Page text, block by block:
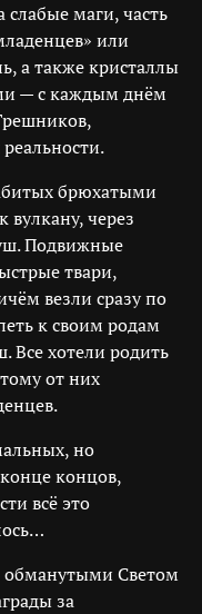
маги, часть
или
а также кристаллы
— с каждым днём
брюхатыми
вулкану, через
Подвижные
твари,
везли сразу по
к своим родам
Все хотели родить
от них
но
концов,
всё это
обманутыми Светом
за